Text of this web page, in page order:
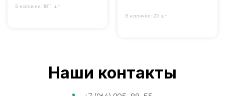
В наличии: 1811 шт
В наличии: 20 шт
Наши контакты